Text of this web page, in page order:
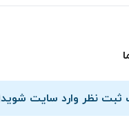
ثبت نظر وارد سایت شوید